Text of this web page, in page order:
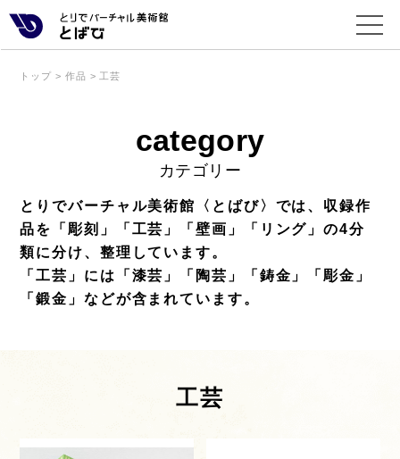
トップ > 作品 > 工芸
category
カテゴリー
とりでバーチャル美術館〈とばび〉では、収録作
品を「彫刻」「工芸」「壁画」「リング」の4分
類に分け、整理しています。
「工芸」には「漆芸」「陶芸」「鋳金」「彫金」
「鍛金」などが含まれています。
工芸